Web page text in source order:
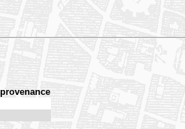
provenance